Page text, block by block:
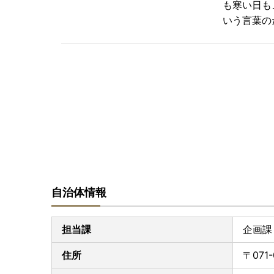
も寒い日
いう言葉
自治体情報
担当課 企画課
住所 〒